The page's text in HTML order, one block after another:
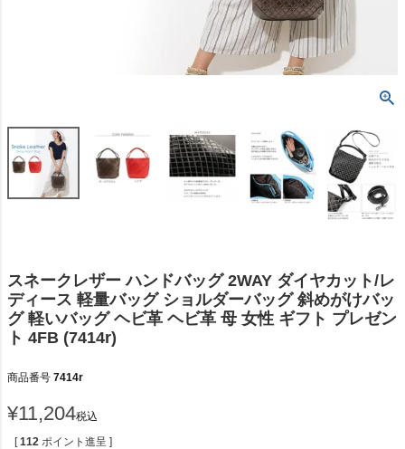
スネークレザー ハンドバッグ 2WAY ダイヤカット/レ
ディース 軽量バッグ ショルダーバッグ 斜めがけバッ
グ 軽いバッグ ヘビ革 ヘビ革 母 女性 ギフト プレゼン
ト 4FB (7414r)
商品番号 7414r
¥11,204税込
[ 112 ポイント進呈 ]